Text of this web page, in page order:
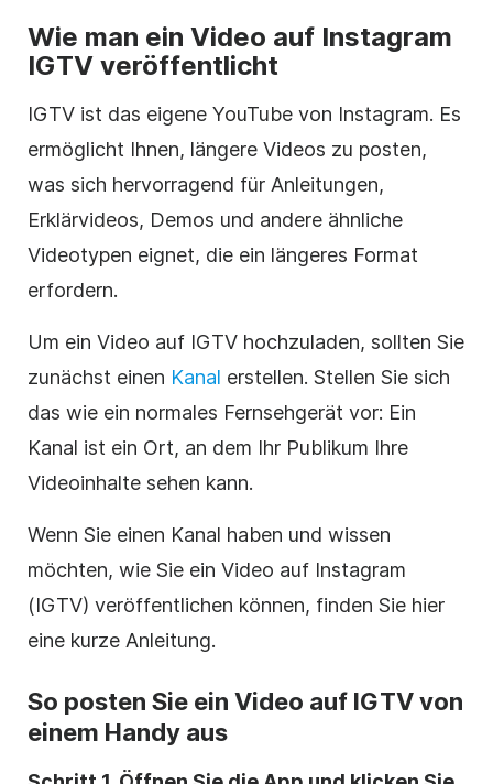
Wie man ein Video auf Instagram
IGTV veröffentlicht
IGTV ist das eigene YouTube von Instagram. Es
ermöglicht Ihnen, längere Videos zu posten,
was sich hervorragend für Anleitungen,
Erklärvideos, Demos und andere ähnliche
Videotypen eignet, die ein längeres Format
erfordern.
Um ein Video auf IGTV hochzuladen, sollten Sie
zunächst einen Kanal erstellen. Stellen Sie sich
das wie ein normales Fernsehgerät vor: Ein
Kanal ist ein Ort, an dem Ihr Publikum Ihre
Videoinhalte sehen kann.
Wenn Sie einen Kanal haben und wissen
möchten, wie Sie ein Video auf Instagram
(IGTV) veröffentlichen können, finden Sie hier
eine kurze Anleitung.
So posten Sie ein Video auf IGTV von
einem Handy aus